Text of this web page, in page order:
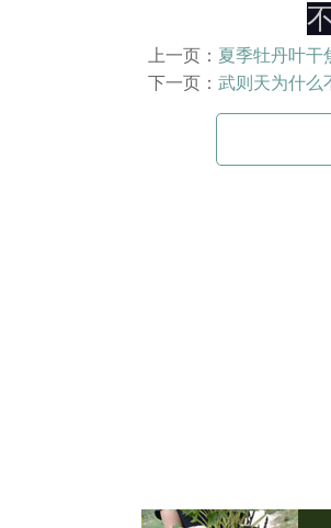
上一页： 夏季牡丹叶干
下一页：武则天为什么